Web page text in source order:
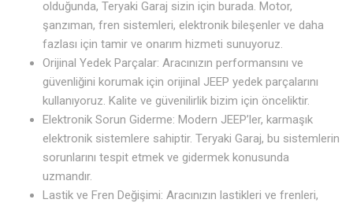
olduğunda, Teryaki Garaj sizin için burada. Motor,
şanzıman, fren sistemleri, elektronik bileşenler ve daha
fazlası için tamir ve onarım hizmeti sunuyoruz.
Orijinal Yedek Parçalar: Aracınızın performansını ve
güvenliğini korumak için orijinal JEEP yedek parçalarını
kullanıyoruz. Kalite ve güvenilirlik bizim için önceliktir.
Elektronik Sorun Giderme: Modern JEEP’ler, karmaşık
elektronik sistemlere sahiptir. Teryaki Garaj, bu sistemlerin
sorunlarını tespit etmek ve gidermek konusunda
uzmandır.
Lastik ve Fren Değişimi: Aracınızın lastikleri ve frenleri,